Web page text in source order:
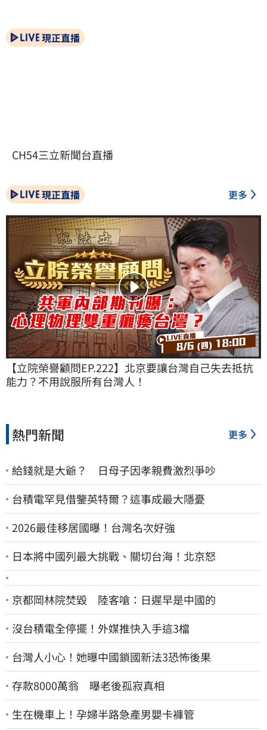
現正直播
CH54三立新聞台直播
現正直播 更多
【立院榮譽顧問EP.222】北京要讓台灣自己失去抵抗
能力？不用說服所有台灣人！
熱門新聞 更多
給錢就是大爺？ 日母子因孝親費激烈爭吵
台積電罕見借鑒英特爾？這事成最大隱憂
2026最佳移居國曝！台灣名次好強
日本將中國列最大挑戰、關切台海！北京怒
京都岡林院焚毀 陸客嗆：日遲早是中國的
沒台積電全停擺！外媒推快入手這3檔
台灣人小心！她曝中國鎖國新法3恐怖後果
存款8000萬翁 曝老後孤寂真相
生在機車上！孕婦半路急產男嬰卡褲管